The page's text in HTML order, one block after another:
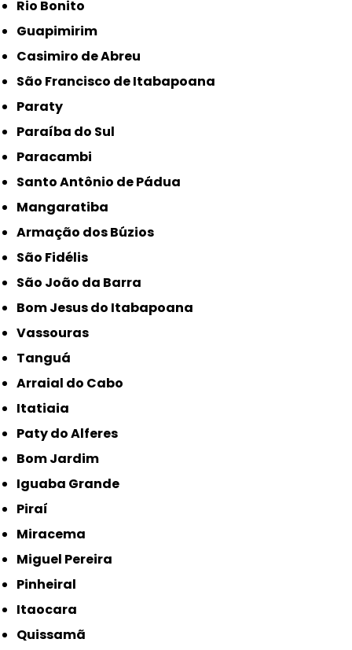
Rio Bonito
Guapimirim
Casimiro de Abreu
São Francisco de Itabapoana
Paraty
Paraíba do Sul
Paracambi
Santo Antônio de Pádua
Mangaratiba
Armação dos Búzios
São Fidélis
São João da Barra
Bom Jesus do Itabapoana
Vassouras
Tanguá
Arraial do Cabo
Itatiaia
Paty do Alferes
Bom Jardim
Iguaba Grande
Piraí
Miracema
Miguel Pereira
Pinheiral
Itaocara
Quissamã